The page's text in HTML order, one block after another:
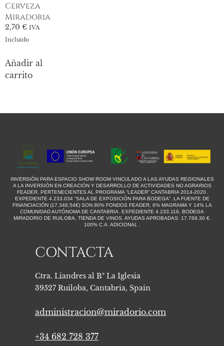
Cerveza
Miradoria
2,70 € IVA
Incluido
Añadir al
carrito
INVERSIÓN PARA ESPACIO SHOW ROOM VINCULADO A LAS AYUDAS REGIONALES
A LA INVERSIÓN EN CREACIÓN Y DESARROLLO DE ACTIVIDADES NO AGRARIOS
FEADER, PERTENECIENTES AL PROGRAMA “LEADER” CANTABRIA 2014-2020.
EXPEDIENTE 4.233.034 “SALA DE EXPOSICIÓN PARA BODEGA”. LA FUENTE DE
FINANCIACIÓN (17.348,54€) SON 80% FONDOS FEADER, 6% MAGRAMA Y 14% LA
COMUNIDAD AUTÓNOMA DE CANTABRIA. EXPEDIENTE 4.233.116, BODEGA
MIRADORIO DE RUILOBA, TIENDA DE VINOS. AYUDAS APROBADAS: 17.769,30 €.
100% C.A. ADICIONAL . ​
CONTACTA
Ctra. Liandres al Bº La Iglesia
39527 Ruiloba, Cantabria, Spain
administracion@miradorio.com
+34 682 728 377